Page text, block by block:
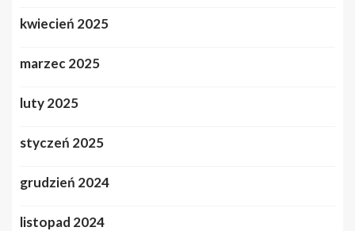
kwiecień 2025
marzec 2025
luty 2025
styczeń 2025
grudzień 2024
listopad 2024